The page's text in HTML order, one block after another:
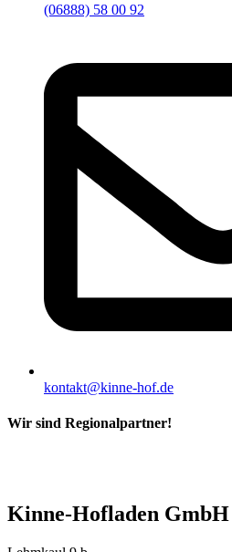
(06888) 58 00 92
kontakt@kinne-hof.de
Wir sind Regionalpartner!
Kinne-Hofladen GmbH